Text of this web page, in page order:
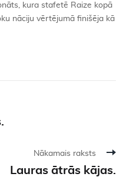
kura stafetē Raize kopā
nāciju vērtējumā finišēja kā
Nākamais raksts
Lauras ātrās kājas.